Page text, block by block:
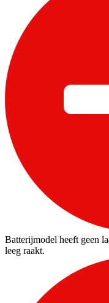
Batterijmodel heeft geen
leeg raakt.